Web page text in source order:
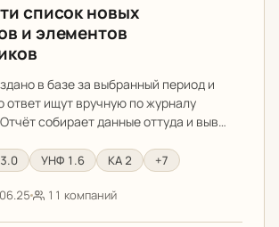
список новых
и элементов
в базе за выбранный период и
ответ ищут вручную по журналу
собирает данные оттуда и выв…
УНФ 1.6 КА 2 +7
11 компаний